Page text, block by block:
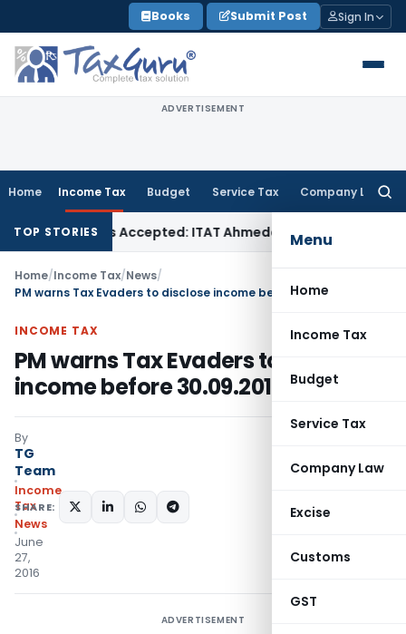
to
content
Books Submit Post Sign In
ADVERTISEMENT
Home Income Tax Budget Service Tax Company Law
Menu
Home
Income Tax
Budget
Service Tax
Company Law
Excise
Customs
GST
TOP STORIES
if Sales Accepted: ITAT AhmedabadCompany Law
Home/Income Tax/News/
PM warns Tax Evaders to disclose income before 30.09.2016
INCOME TAX
PM warns Tax Evaders to disclose
income before 30.09.2016
By
TG
Team
Income
Tax
News
June
27,
2016
SHARE:
ADVERTISEMENT